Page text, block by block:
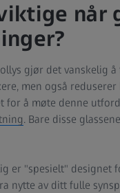
når
gjør det vanskelig
men også
for å møte denne
. Bare disse
er "spesielt"
nytte av ditt fulle